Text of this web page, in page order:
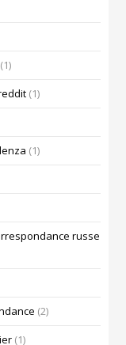
(1)
(1)
(1)
russe
(2)
(1)